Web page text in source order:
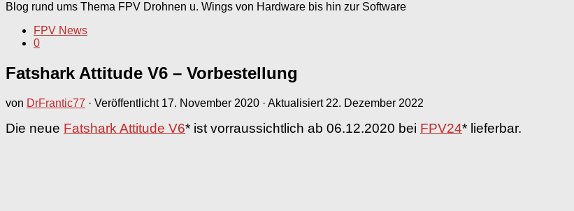
Blog rund ums Thema FPV Drohnen u. Wings von Hardware bis hin zur Software
FPV News
0
Fatshark Attitude V6 – Vorbestellung
von DrFrantic77 · Veröffentlicht 17. November 2020 · Aktualisiert 22. Dezember 2022
Die neue Fatshark Attitude V6* ist vorraussichtlich ab 06.12.2020 bei FPV24* lieferbar.